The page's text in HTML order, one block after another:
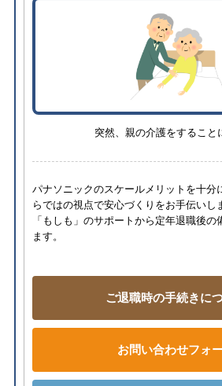
突然、親の介護をすること
パナソニックのスケールメリットを十分
らではの視点で安心づくりをお手伝いし
「もしも」のサポートから定年退職後の
ます。
ご退職時の手続きに
お問い合わせフォ